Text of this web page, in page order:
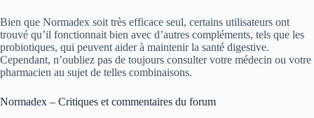
Bien que Normadex soit très efficace seul, certains utilisateurs ont
trouvé qu’il fonctionnait bien avec d’autres compléments, tels que les
probiotiques, qui peuvent aider à maintenir la santé digestive.
Cependant, n’oubliez pas de toujours consulter votre médecin ou votre
pharmacien au sujet de telles combinaisons.
Normadex – Critiques et commentaires du forum